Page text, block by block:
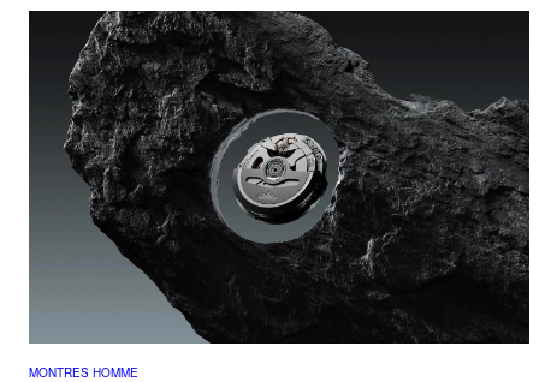
MONTRES HOMME